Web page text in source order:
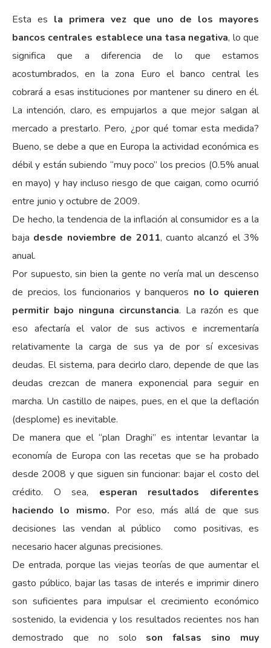
Esta es la primera vez que uno de los mayores
bancos centrales establece una tasa negativa, lo que
significa que a diferencia de lo que estamos
acostumbrados, en la zona Euro el banco central les
cobrará a esas instituciones por mantener su dinero en él.
La intención, claro, es empujarlos a que mejor salgan al
mercado a prestarlo. Pero, ¿por qué tomar esta medida?
Bueno, se debe a que en Europa la actividad económica es
débil y están subiendo “muy poco” los precios (0.5% anual
en mayo) y hay incluso riesgo de que caigan, como ocurrió
entre junio y octubre de 2009.
De hecho, la tendencia de la inflación al consumidor es a la
baja desde noviembre de 2011, cuanto alcanzó el 3%
anual.
Por supuesto, sin bien la gente no vería mal un descenso
de precios, los funcionarios y banqueros no lo quieren
permitir bajo ninguna circunstancia. La razón es que
eso afectaría el valor de sus activos e incrementaría
relativamente la carga de sus ya de por sí excesivas
deudas. El sistema, para decirlo claro, depende de que las
deudas crezcan de manera exponencial para seguir en
marcha. Un castillo de naipes, pues, en el que la deflación
(desplome) es inevitable.
De manera que el “plan Draghi” es intentar levantar la
economía de Europa con las recetas que se ha probado
desde 2008 y que siguen sin funcionar: bajar el costo del
crédito. O sea, esperan resultados diferentes
haciendo lo mismo. Por eso, más allá de que sus
decisiones las vendan al público como positivas, es
necesario hacer algunas precisiones.
De entrada, porque las viejas teorías de que aumentar el
gasto público, bajar las tasas de interés e imprimir dinero
son suficientes para impulsar el crecimiento económico
sostenido, la evidencia y los resultados recientes nos han
demostrado que no solo son falsas sino muy